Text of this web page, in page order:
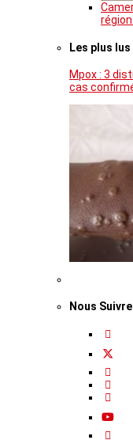
Les plus lus
Mpox : 3
cas
Nous Suivre